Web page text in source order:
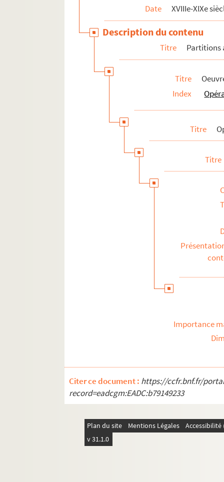
Date
XVIIIe-XIXe
Description du contenu
Titre Partitions
Titre
Index
Titre
Titre
Importance
Citer ce document : https://ccfr.bnf.fr/
record=eadcgm:EADC:b79149233
Plan du site Mentions Légales
v 31.1.0